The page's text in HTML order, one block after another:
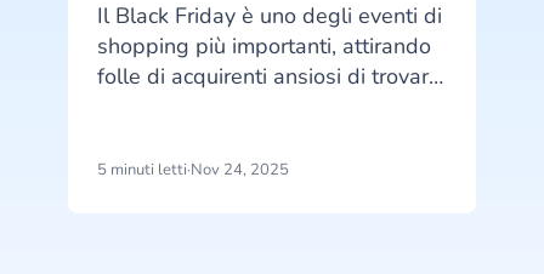
Il Black Friday è uno degli eventi di
shopping più importanti, attirando
folle di acquirenti ansiosi di trovare
trasformare gli acquirenti
5 minuti letti·Nov 24, 2025